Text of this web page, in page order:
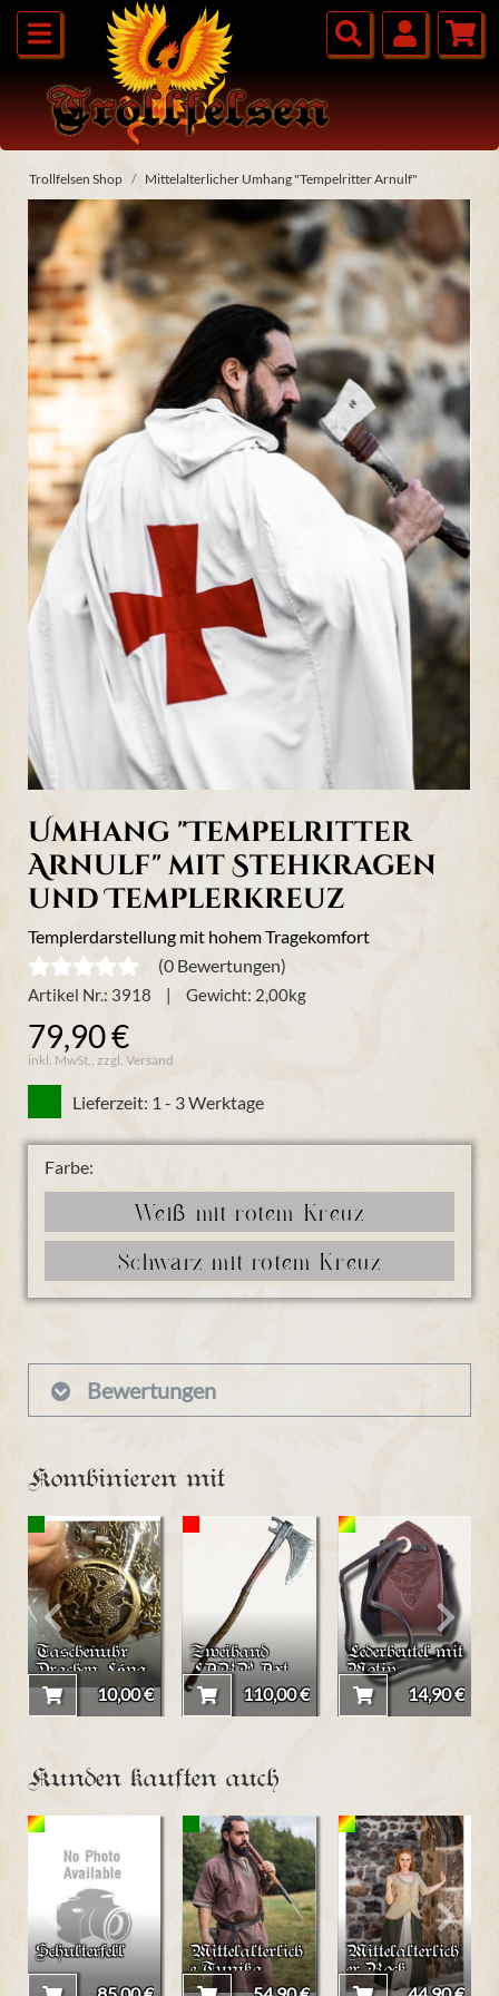
Trollfelsen Shop Mittelalterlicher Umhang "Tempelritter Arnulf"
Umhang "Tempelritter
Arnulf" mit Stehkragen
und Templerkreuz
Templerdarstellung mit hohem Tragekomfort
(0 Bewertungen)
Artikel Nr.: 3918 Gewicht: 2,00kg
79,90 €
inkl. MwSt., zzgl. Versand
Lieferzeit: 1 - 3 Werktage
Farbe:
Weiß mit rotem Kreuz
Schwarz mit rotem Kreuz
Bewertungen
Kombinieren mit
Taschenuhr
Drachen Lóng
chinesischer
Drache (klein)
10,00 €
Zweihand
LARP Axt
"Kyan"110,00 €
Lederbeutel mit
Motiv
"Keltischer
Knoten II"
14,90 €
Kunden kauften auch
Schulterfell
Mittelalterlich
e Tunika
"Richard"
Mittelalterlich
er Rock
"Dana"